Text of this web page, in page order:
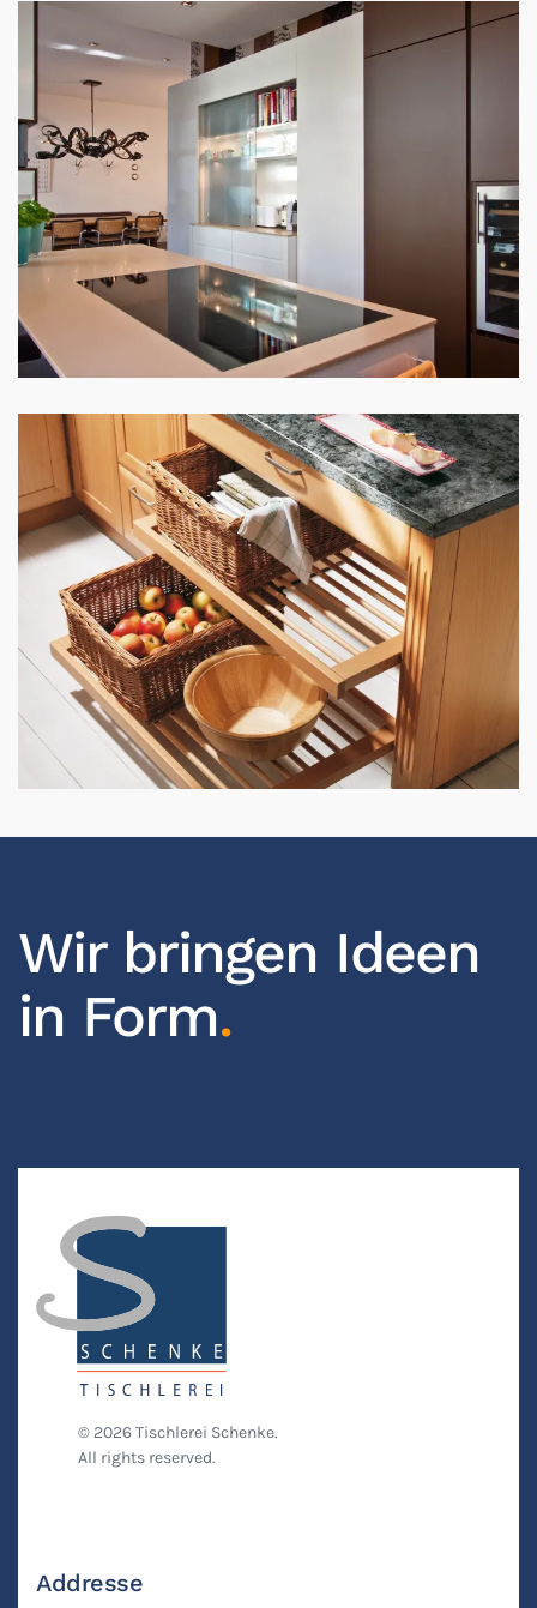
Wir bringen Ideen
in Form.
© 2026Tischlerei Schenke.
All rights reserved.
Addresse